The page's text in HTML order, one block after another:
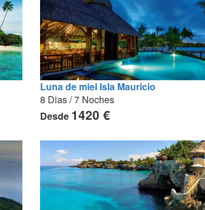
Luna de miel Isla Mauricio
8 Dias / 7 Noches
Desde 1420 €